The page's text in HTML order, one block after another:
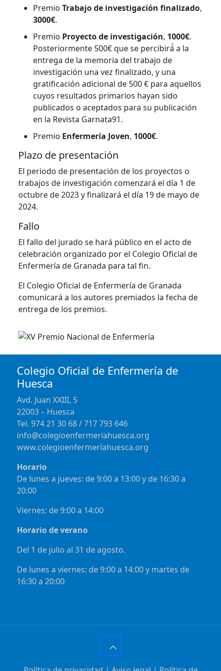
PremioTrabajo de investigación finalizado,
3000€.
Premio Proyecto de investigación, 1000€.
Posteriormente 500€ que se percibirá́ a la
entrega de la memoria del trabajo de
investigación una vez finalizado, y una
gratificación adicional de 500 € para aquellos
cuyos resultados primarios hayan sido
publicados o aceptados para su publicación
en la Revista Garnata91.
Premio Enfermería Joven, 1000€.
Plazo de presentación
El periodo de presentación de los proyectos o
trabajos de investigación comenzará el día 1 de
octubre de 2023 y finalizará el día 19 de mayo de
2024.
Fallo
El fallo del jurado se hará público en el acto de
celebración organizado por el Colegio Oficial de
Enfermería de Granada para tal fin.
El Colegio Oficial de Enfermería de Granada
comunicará a los autores premiados la fecha de
entrega de los premios.
Colegio Oficial de Enfermería de
Huesca
Avd. Juan XXIII, 5
22003 – Huesca
Tel. 974 21 30 68 / 717 793 646
info@colegioenfermeriahuesca.org
www.colegioenfermeríahuesca.org
Horario
De lunes a jueves: de 9:00 a 13:00 y de 16:30 a
20:00
Viernes: de 9:00 a 14:00
Horario de verano
Del 1 de julio al 31 de agosto.
De lunes a viernes: de 9:00 a 14:00 y martes de
16:30 a 20:00